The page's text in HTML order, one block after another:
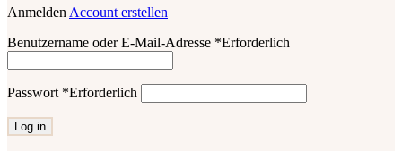
Anmelden Account erstellen
Benutzername oder E-Mail-Adresse *Erforderlich
Passwort *Erforderlich
Log in